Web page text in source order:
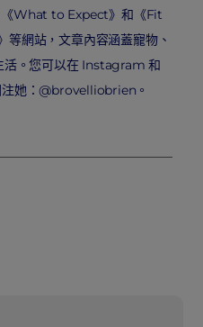
What to Expect》和《Fit
網站，文章內容涵蓋寵物、
活。您可以在 Instagram 和
她：@brovelliobrien。